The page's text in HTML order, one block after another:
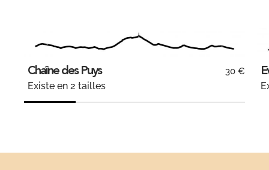
Chaîne des Puys 30 €
Existe en 2 tailles